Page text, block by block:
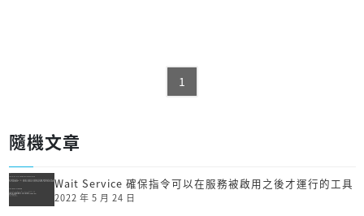
1
隨機文章
Wait Service 確保指令可以在服務被啟用之後才運行的工具
2022 年 5 月 24 日